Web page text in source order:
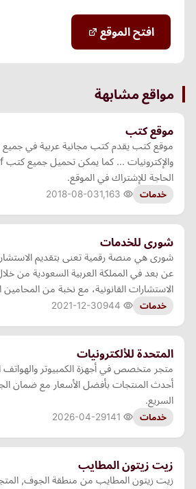
افتح الموقع
مواقع مشابهة
موقع كتب
موقع كتب يقدم كتب مجانية عربية في
الحاجة للإشتراك في الموقع.
خدمات 2018-08-03
شورى للخدمات
شورى هي منصة رقمية تعنى بتقديم
عن بعد في المملكة العربية السعودية من
الاستشارات القانونية، مع نخبة من
خدمات 2021-12-30
المتحدة للألكترونيات
متجر متخصص في أجهزة الكمبيوتر والهواتف
أحدث المنتجات بأفضل الأسعار مع ضمان
السريع.
خدمات 2026-04-29
زيت زيتون المطايب
زيت زيتون المطايب من منطقة الجوف,